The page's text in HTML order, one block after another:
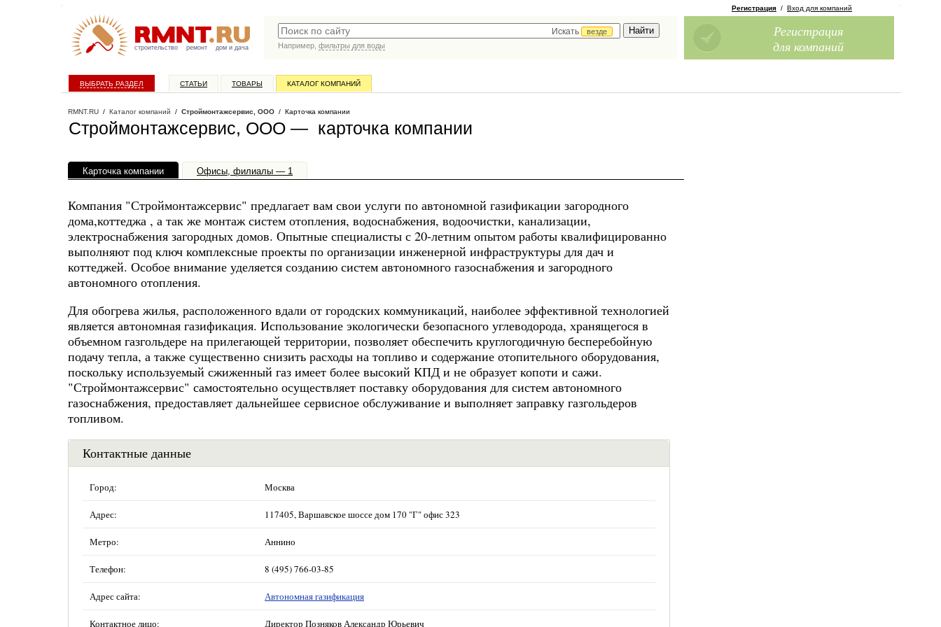
строительство ремонт дом и дача
Искать
везде
Например, фильтры для воды
Регистрация / Вход для компаний
Регистрация
для компаний
ВЫБРАТЬ РАЗДЕЛ СТАТЬИ ТОВАРЫ КАТАЛОГ КОМПАНИЙ
RMNT.RU / Каталог компаний / Строймонтажсервис, ООО / Карточка компании
Строймонтажсервис, ООО — карточка компании
Карточка компании Офисы, филиалы — 1
Компания "Строймонтажсервис" предлагает вам свои услуги по автономной газификации загородного
дома,коттеджа , а так же монтаж систем отопления, водоснабжения, водоочистки, канализации,
электроснабжения загородных домов. Опытные специалисты с 20-летним опытом работы квалифицированно
выполняют под ключ комплексные проекты по организации инженерной инфраструктуры для дач и
коттеджей. Особое внимание уделяется созданию систем автономного газоснабжения и загородного
автономного отопления.
Для обогрева жилья, расположенного вдали от городских коммуникаций, наиболее эффективной технологией
является автономная газификация. Использование экологически безопасного углеводорода, хранящегося в
объемном газгольдере на прилегающей территории, позволяет обеспечить круглогодичную бесперебойную
подачу тепла, а также существенно снизить расходы на топливо и содержание отопительного оборудования,
поскольку используемый сжиженный газ имеет более высокий КПД и не образует копоти и сажи.
"Строймонтажсервис" самостоятельно осуществляет поставку оборудования для систем автономного
газоснабжения, предоставляет дальнейшее сервисное обслуживание и выполняет заправку газгольдеров
топливом.
Контактные данные
Город: Москва
Адрес: 117405, Варшавское шоссе дом 170 "Г" офис 323
Метро: Аннино
Телефон: 8 (495) 766-03-85
Адрес сайта: Автономная газификация
Контактное лицо: Директор Позняков Александр Юрьевич